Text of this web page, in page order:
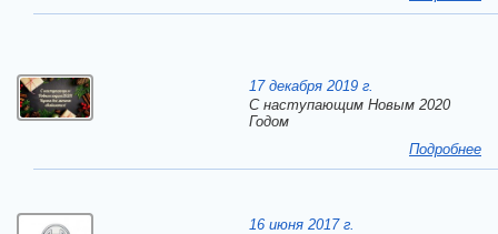
17 декабря 2019 г.
C наступающим Новым 2020
Годом
Подробнее
16 июня 2017 г.